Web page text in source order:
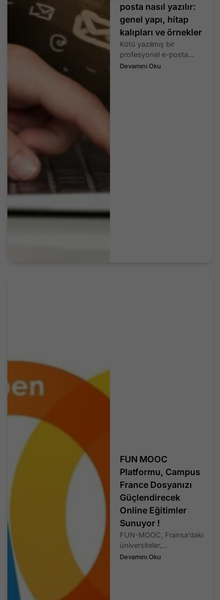
posta nasıl yazılır:
genel yapı, hitap
kalıpları ve örnekler
Kötü yazılmış bir
profesyonel e-posta...
Devamını Oku
FUN MOOC
Platformu, Campus
France Dosyanızı
Güçlendirecek
Online Eğitimler
Sunuyor !
FUN-MOOC, Fransa’daki
üniversiteler,...
Devamını Oku